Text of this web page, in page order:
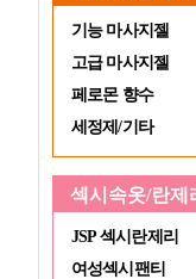
기능 마사지젤
고급 마사지젤
페로몬 향수
세정제/기타
섹시속옷/란제
JSP 섹시란제리
여성섹시팬티